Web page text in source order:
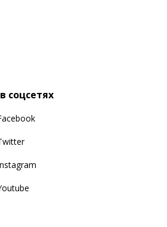
соцсетях